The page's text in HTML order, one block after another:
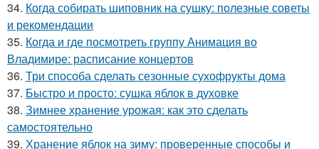
34. Когда собирать шиповник на сушку: полезные советы
и рекомендации
35. Когда и где посмотреть группу Анимация во
Владимире: расписание концертов
36. Три способа сделать сезонные сухофрукты дома
37. Быстро и просто: сушка яблок в духовке
38. Зимнее хранение урожая: как это сделать
самостоятельно
39. Хранение яблок на зиму: проверенные способы и